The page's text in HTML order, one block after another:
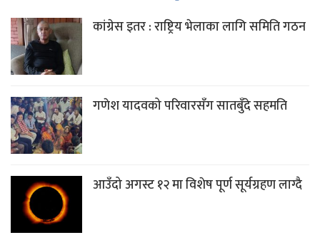
कांग्रेस इतर : राष्ट्रिय भेलाका लागि समिति गठन
गणेश यादवको परिवारसँग सातबुँदे सहमति
आउँदो अगस्ट १२ मा विशेष पूर्ण सूर्यग्रहण लाग्दै